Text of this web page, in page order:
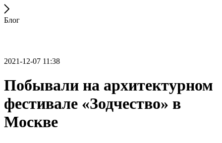
Блог
2021-12-07 11:38
Побывали на архитектурном
фестивале «Зодчество» в
Москве